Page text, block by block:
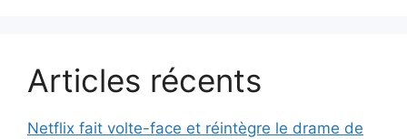
Articles récents
Netflix fait volte-face et réintègre le drame de